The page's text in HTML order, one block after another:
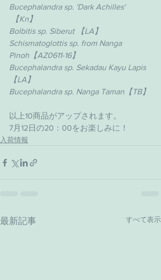
Bucephalandra sp. 'Dark Achilles'
【Kn】
Bolbitis sp. Siberut 【LA】
Schismatoglottis sp. from Nanga
Pinoh【AZ0611-16】
Bucephalandra sp. Sekadau Kayu Lapis
【LA】
Bucephalandra sp. Nanga Taman【TB】
以上10商品がアップされます。
7月12日の20：00をお楽しみに！
入荷情報
最新記事 すべて表示